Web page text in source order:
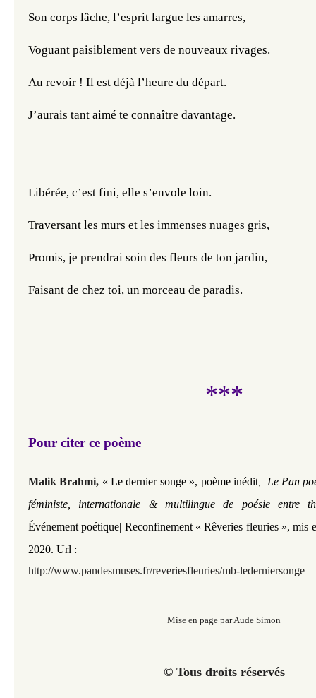
Son corps lâche, l’esprit largue les amarres,
Voguant paisiblement vers de nouveaux rivages.
Au revoir ! Il est déjà l’heure du départ.
J’aurais tant aimé te connaître davantage.
Libérée, c’est fini, elle s’envole loin.
Traversant les murs et les immenses nuages gris,
Promis, je prendrai soin des fleurs de ton jardin,
Faisant de chez toi, un morceau de paradis.
***
Pour citer ce poème
Malik Brahmi, « Le dernier songe», poème inédit,
Le Pan
féministe, internationale & multilingue de poésie entre
Événement poétique| Reconfinement « Rêveries fleuries », mis
2020. Url :
http://www.pandesmuses.fr/reveriesfleuries/mb-lederniersonge
Mise en page par Aude Simon
© Tous droits réservés